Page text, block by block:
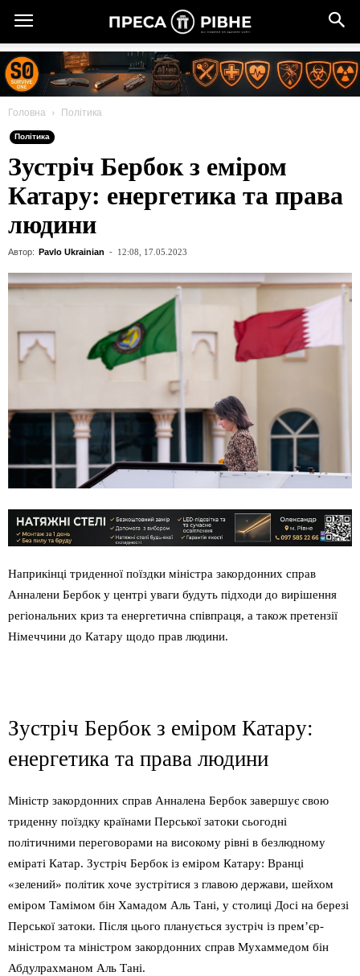
Головна Політика
Політика
Зустріч Бербок з еміром
Катару: енергетика та права
людини
Автор: Pavlo Ukrainian - 12:08, 17.05.2023
Наприкінці триденної поїздки міністра закордонних справ
Анналени Бербок у центрі уваги будуть підходи до вирішення
регіональних криз та енергетична співпраця, а також претензії
Німеччини до Катару щодо прав людини.
Зустріч Бербок з еміром Катару:
енергетика та права людини
Міністр закордонних справ Анналена Бербок завершує свою
триденну поїздку країнами Перської затоки сьогодні
політичними переговорами на високому рівні в безлюдному
еміраті Катар. Зустріч Бербок із еміром Катару: Вранці
«зелений» політик хоче зустрітися з главою держави, шейхом
еміром Тамімом бін Хамадом Аль Тані, у столиці Досі на березі
Перської затоки. Після цього планується зустріч із прем’єр-
міністром та міністром закордонних справ Мухаммедом бін
Абдулрахманом Аль Тані.